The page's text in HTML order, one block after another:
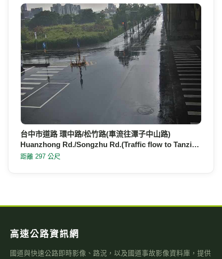
台中市道路 環中路/松竹路(車流往潭子中山路)
Huanzhong Rd./Songzhu Rd.(Traffic flow to Tanzi…
距離 297 公尺
高速公路資訊網
國道與快速公路即時影像、路況，以及國道事故影像資料庫，提供